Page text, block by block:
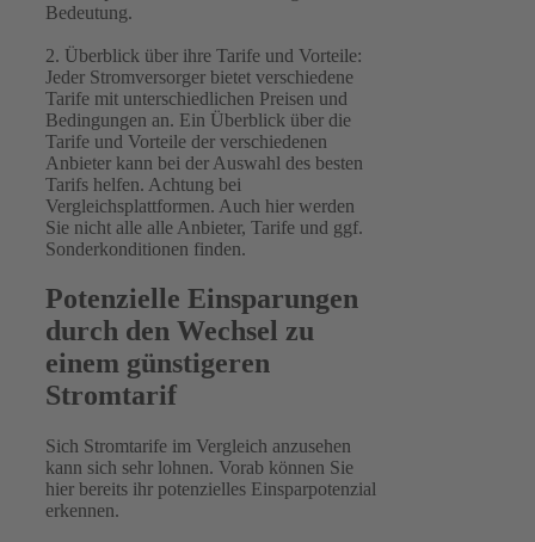
Bedeutung.
2. Überblick über ihre Tarife und Vorteile:
Jeder Stromversorger bietet verschiedene
Tarife mit unterschiedlichen Preisen und
Bedingungen an. Ein Überblick über die
Tarife und Vorteile der verschiedenen
Anbieter kann bei der Auswahl des besten
Tarifs helfen. Achtung bei
Vergleichsplattformen. Auch hier werden
Sie nicht alle alle Anbieter, Tarife und ggf.
Sonderkonditionen finden.
Potenzielle Einsparungen
durch den Wechsel zu
einem günstigeren
Stromtarif
Sich Stromtarife im Vergleich anzusehen
kann sich sehr lohnen. Vorab können Sie
hier bereits ihr potenzielles Einsparpotenzial
erkennen.